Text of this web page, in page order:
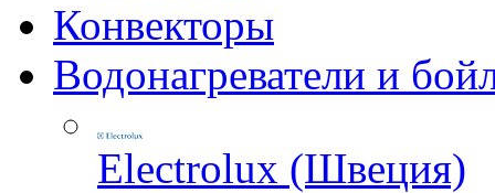
Конвекторы
Водонагреватели и
Electrolux (Швеция)